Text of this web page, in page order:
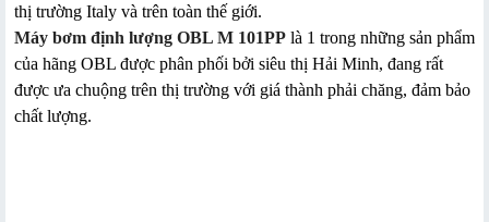
thị trường Italy và trên toàn thế giới.
Máy bơm định lượng OBL M 101PP là 1 trong những sản phẩm
của hãng OBL được phân phối bởi siêu thị Hải Minh, đang rất
được ưa chuộng trên thị trường với giá thành phải chăng, đảm bảo
chất lượng.